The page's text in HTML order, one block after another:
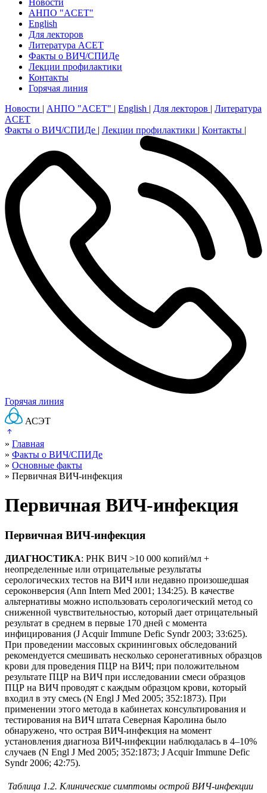
АНПО "ACET"
English
Для лекторов
Литература ACET
Факты о ВИЧ/СПИДе
Лекции профилактики
Контакты
Горячая линия
Новости | АНПО "ACET" | English | Для лекторов | Литература
ACET
Факты о ВИЧ/СПИДе | Лекции профилактики | Контакты |
Горячая линия
АСЭТ
» Главная
» Факты о ВИЧ/СПИДе
» Основные факты
» Первичная ВИЧ-инфекция
Первичная ВИЧ-инфекция
Первичная ВИЧ-инфекция
ДИАГНОСТИКА: РНК ВИЧ >10 000 копий/мл +
неопределенные или отрицательные результаты
серологических тестов на ВИЧ или недавно произошедшая
сероконверсия (Ann Intern Med 2001; 134:25). В качестве
альтернативы можно использовать серологический метод со
сниженной чувствительностью, который дает отрицательный
результат в среднем в первые 170 дней с момента
инфицирования (J Acquir Immune Defic Syndr 2003; 33:625).
При проведении массовых скрининговых обследований
рекомендуется смешивать несколько серонегативных образцов
крови для проведения ПЦР на ВИЧ; при положительном
результате ПЦР на ВИЧ при исследовании смеси образцов
ПЦР на ВИЧ проводят с каждым образцом крови, который
входил в эту смесь (N Engl J Med 2005; 352:1873). При
применении этого метода в кабинетах консультирования и
тестирования на ВИЧ штата Северная Каролина было
обнаружено, что острая ВИЧ-инфекция на момент
установления диагноза ВИЧ-инфекции наблюдалась в 4–10%
случаев (N Engl J Med 2005; 352:1873; J Acquir Immune Defic
Syndr 2006; 42:75).
Таблица 1.2. Клинические симптомы острой ВИЧ-инфекции